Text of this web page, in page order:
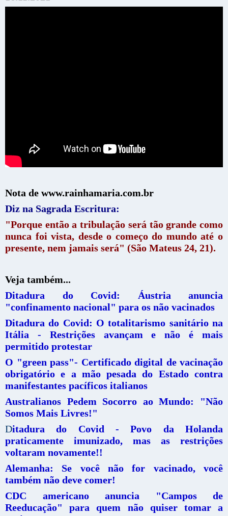
Nota de www.rainhamaria.com.br
Diz na Sagrada Escritura:
"Porque então a tribulação será tão grande como
nunca foi vista, desde o começo do mundo até o
presente, nem jamais será" (São Mateus 24, 21).
Veja também...
Ditadura do Covid: Áustria anuncia
"confinamento nacional" para os não vacinados
Ditadura do Covid: O totalitarismo sanitário na
Itália - Restrições avançam e não é mais
permitido protestar
O "green pass"- Certificado digital de vacinação
obrigatório e a mão pesada do Estado contra
manifestantes pacíficos italianos
Australianos Pedem Socorro ao Mundo: "Não
Somos Mais Livres!"
Ditadura do Covid - Povo da Holanda
praticamente imunizado, mas as restrições
voltaram novamente!!
Alemanha: Se você não for vacinado, você
também não deve comer!
CDC americano anuncia "Campos de
Reeducação" para quem não quiser tomar a